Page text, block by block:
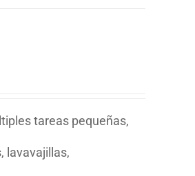
tareas pequeñas,
lavavajillas,